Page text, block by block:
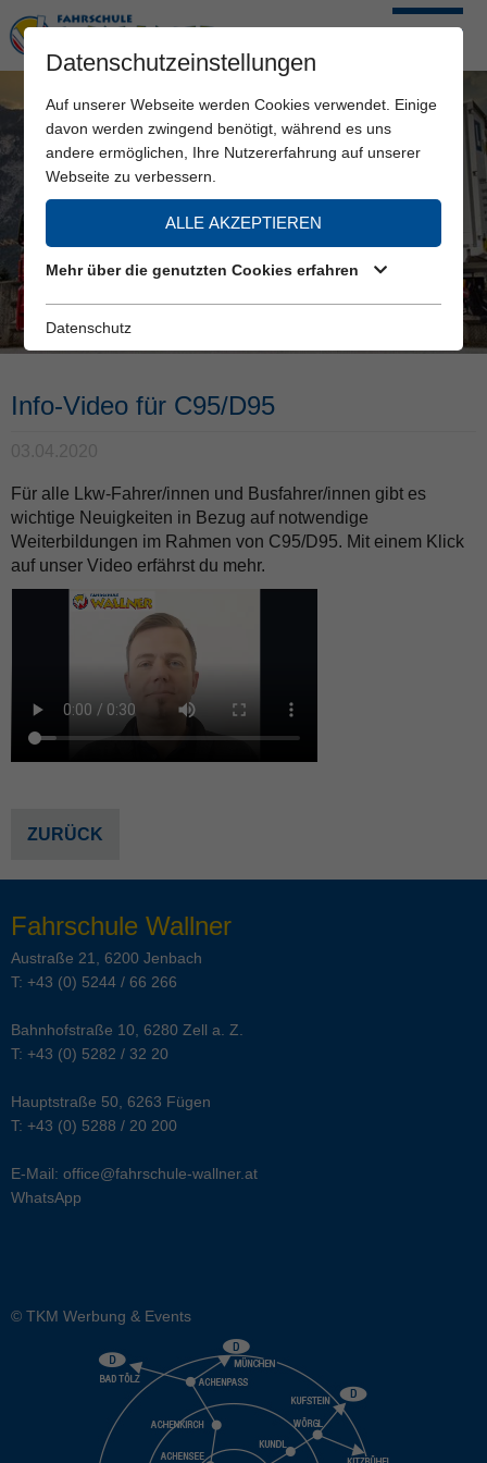
Info-Video für C95/D95
Für alle Lkw-Fahrer/innen und Busfahrer/innen gibt es
wichtige Neuigkeiten in Bezug auf notwendige
Weiterbildungen im Rahmen von C95/D95. Mit einem Klick
auf unser Video erfährst du mehr.
ZURÜCK
Fahrschule Wallner
Austraße 21, 6200 Jenbach
T: +43 (0) 5244 / 66 266
Bahnhofstraße 10, 6280 Zell a. Z.
T: +43 (0) 5282 / 32 20
Hauptstraße 50, 6263 Fügen
T: +43 (0) 5288 / 20 200
E-Mail: office@fahrschule-wallner.at
WhatsApp
© TKM Werbung & Events
Datenschutzeinstellungen
Auf unserer Webseite werden Cookies verwendet. Einige
davon werden zwingend benötigt, während es uns
andere ermöglichen, Ihre Nutzererfahrung auf unserer
Webseite zu verbessern.
ALLE AKZEPTIEREN
Mehr über die genutzten Cookies erfahren
Datenschutz